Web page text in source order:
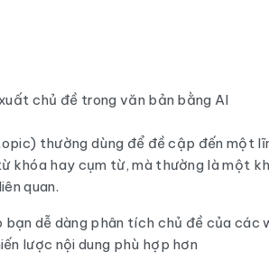
chủ đề trong văn bản bằng AI
thường dùng để đề cập đến một
khóa hay cụm từ, mà thường là một
quan.
bạn dễ dàng phân tích chủ đề của các
lược nội dung phù hợp hơn